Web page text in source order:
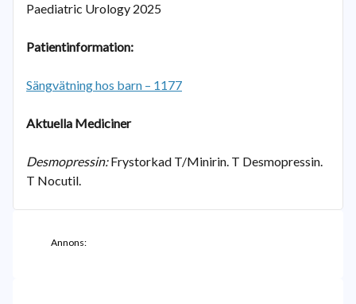
Paediatric Urology 2025
Patientinformation:
Sängvätning hos barn – 1177
Aktuella Mediciner
Desmopressin:Frystorkad T/Minirin. T Desmopressin.
T Nocutil.
Annons: